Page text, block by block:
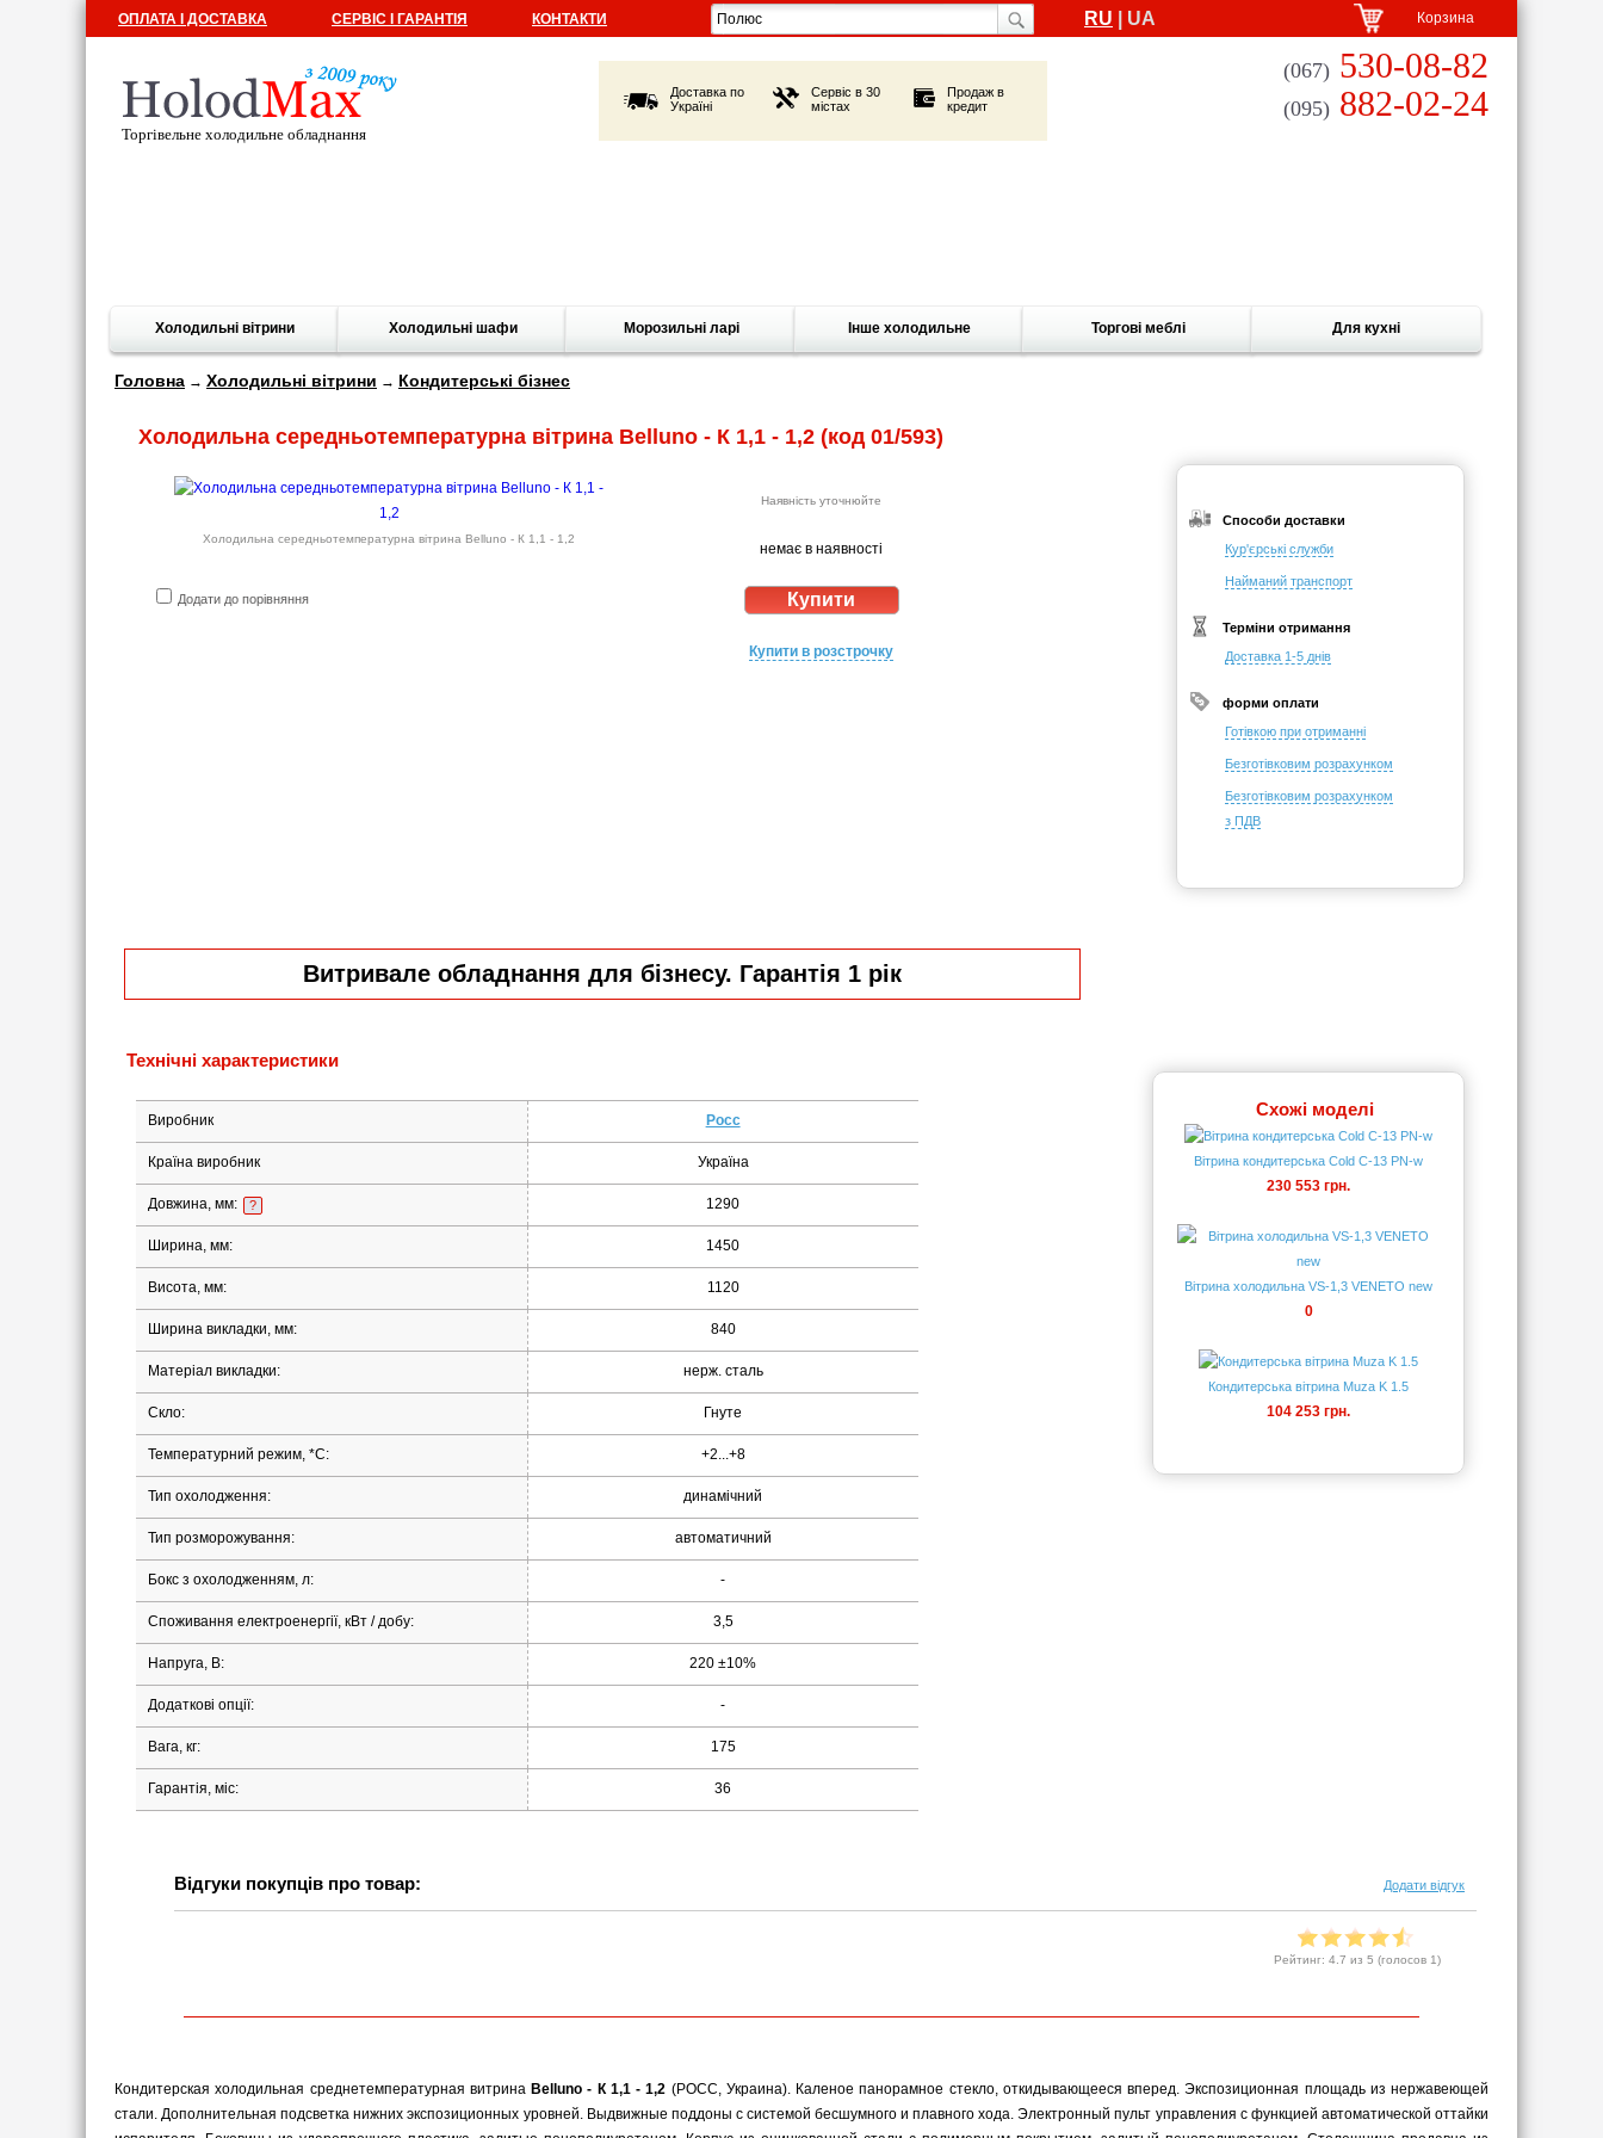
ОПЛАТА І ДОСТАВКА СЕРВІС І ГАРАНТІЯ КОНТАКТИ RU | UA Корзина
Торгівельне холодильне обладнання
Доставка по
Україні
Сервіс в 30
містах
Продаж в
кредит
(067) 530-08-82
(095) 882-02-24
Холодильні вітрини Холодильні шафи Морозильні ларі Інше холодильне Торгові меблі Для кухні
Головна → Холодильні вітрини → Кондитерські бізнес
Холодильна середньотемпературна вітрина Belluno - К 1,1 - 1,2 (код 01/593)
Холодильна середньотемпературна вітрина Belluno - К 1,1 - 1,2
Додати до порівняння
Наявність уточнюйте
немає в наявності
Купити в розстрочку
Способи доставки
Кур'єрські служби
Найманий транспорт
Терміни отримання
Доставка 1-5 днів
форми оплати
Готівкою при отриманні
Безготівковим розрахунком
Безготівковим розрахунком
з ПДВ
Витривале обладнання для бізнесу. Гарантія 1 рік
Технічні характеристики
Виробник Росс
Країна виробник Україна
Довжина, мм: ? 1290
Ширина, мм: 1450
Висота, мм: 1120
Ширина викладки, мм: 840
Матеріал викладки: нерж. сталь
Скло: Гнуте
Температурний режим, *С: +2...+8
Тип охолодження: динамічний
Тип розморожування: автоматичний
Бокс з охолодженням, л: -
Споживання електроенергії, кВт / добу: 3,5
Напруга, В: 220 ±10%
Додаткові опції: -
Вага, кг: 175
Гарантія, міс: 36
Схожі моделі
Вітрина кондитерська Cold C-13 PN-w
230 553 грн.
Вітрина холодильна VS-1,3 VENETO new
0
Кондитерська вітрина Muza K 1.5
104 253 грн.
Відгуки покупців про товар: Додати відгук
Рейтинг: 4.7 из 5 (голосов 1)
Кондитерская холодильная среднетемпературная витрина Belluno - К 1,1 - 1,2 (РОСС, Украина). Каленое панорамное стекло, откидывающееся вперед. Экспозиционная площадь из нержавеющей
стали. Дополнительная подсветка нижних экспозиционных уровней. Выдвижные поддоны с системой бесшумного и плавного хода. Электронный пульт управления с функцией автоматической оттайки